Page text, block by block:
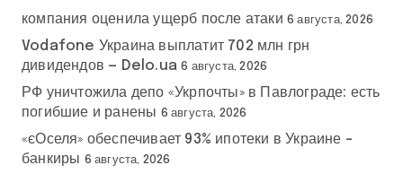
компания оценила ущерб после атаки 6 августа, 2026
Vodafone Украина выплатит 702 млн грн
дивидендов — Delo.ua 6 августа, 2026
РФ уничтожила депо «Укрпочты» в Павлограде: есть
погибшие и ранены 6 августа, 2026
«єОселя» обеспечивает 93% ипотеки в Украине –
банкиры 6 августа, 2026